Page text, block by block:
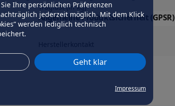
Ihre persönlichen Präferenzen
jederzeit möglich. Mit dem Klick
werden lediglich technisch
Geht klar
Impressum
Traglast (in kg)
Allgemeine Produktsicherheit (GPSR)